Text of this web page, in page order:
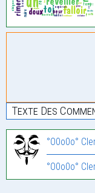
Texte Des
°O0o0o°
°O0o0o°